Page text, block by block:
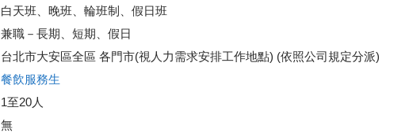
白天班、晚班、輪班制、假日班
兼職－長期、短期、假日
台北市大安區全區 各門市(視人力需求安排工作地點) (依照公司規定分派)
餐飲服務生
1至20人
無